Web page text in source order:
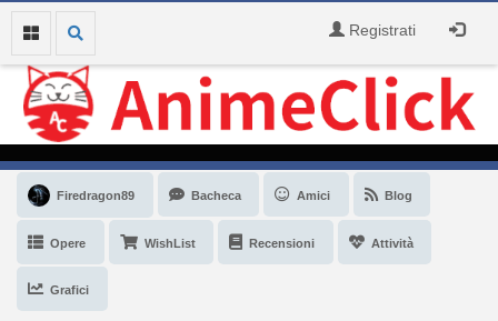
Registrati
Firedragon89 Bacheca Amici Blog
Opere WishList Recensioni Attività
Grafici